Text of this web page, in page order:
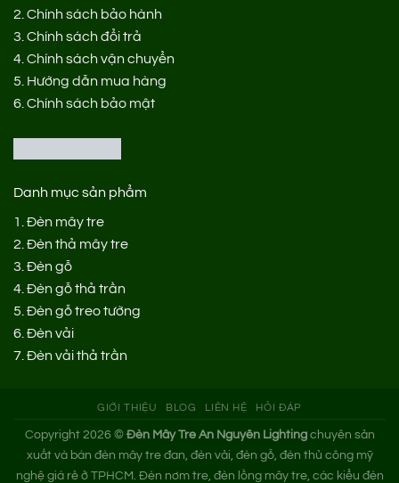
2. Chính sách bảo hành
3. Chính sách đổi trả
4. Chính sách vận chuyển
5. Hướng dẫn mua hàng
6. Chính sách bảo mật
Danh mục sản phẩm
1. Đèn mây tre
2. Đèn thả mây tre
3. Đèn gỗ
4. Đèn gỗ thả trần
5. Đèn gỗ treo tường
6. Đèn vải
7. Đèn vải thả trần
GIỚI THIỆU BLOG LIÊN HỆ HỎI ĐÁP
Copyright 2026 © Đèn Mây Tre An Nguyên Lightingchuyên sản
xuất và bán đèn mây tre đan, đèn vải, đèn gỗ, đèn thủ công mỹ
nghệ giá rẻ ở TPHCM. Đèn nơm tre, đèn lồng mây tre, các kiểu đèn